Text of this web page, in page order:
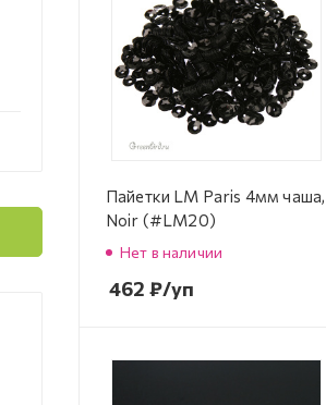
Пайетки LM Paris 4мм чаша,
Noir (#LM20)
Нет в наличии
462 ₽/уп